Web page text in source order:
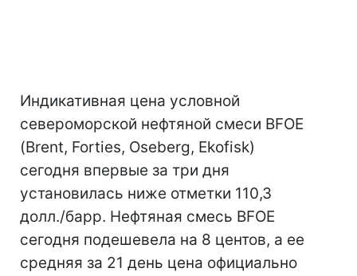
Индикативная цена условной
североморской нефтяной смеси BFOE
(Brent, Forties, Oseberg, Ekofisk)
сегодня впервые за три дня
установилась ниже отметки 110,3
долл./барр. Нефтяная смесь BFOE
сегодня подешевела на 8 центов, а ее
средняя за 21 день цена официально